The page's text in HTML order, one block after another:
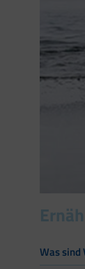
Was sind